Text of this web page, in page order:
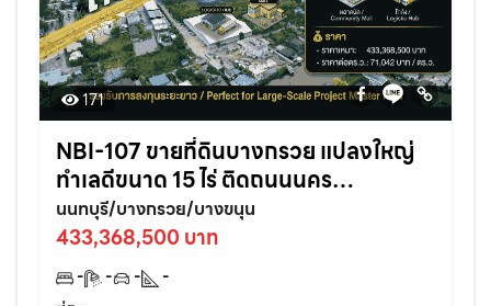
171
NBI-107 ขายที่ดินบางกรวย แปลงใหญ่
ทำเลดีขนาด 15 ไร่ ติดถนนนคร
อินทร์1020 จ.นนทบุรี
นนทบุรี/บางกรวย/บางขนุน
433,368,500 บาท
- - -
-